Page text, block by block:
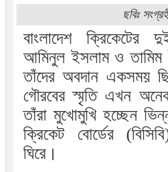
ছবিঃ
বাংলাদেশ ক্রিকেটের
আমিনুল ইসলাম ও তামিম
তাঁদের অবদান একসময়
গৌরবের স্মৃতি এখন
তাঁরা মুখোমুখি হচ্ছেন
ক্রিকেট বোর্ডের
ঘিরে।